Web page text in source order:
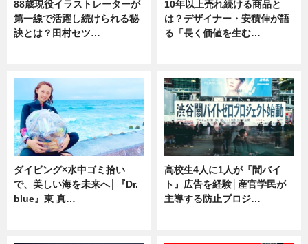
88歳現役イラストレーターが
第一線で活躍し続けられる秘
訣とは？田村セツ…
10年以上売れ続ける商品と
は？デザイナー・安積伸が語
る「長く価値を生む…
ダイビング×水中ゴミ拾い
で、美しい海を未来へ│『Dr.
blue』東 真…
高校生4人に1人が『闇バイ
ト』広告を経験│産官学民が
主導する防止プロジ…